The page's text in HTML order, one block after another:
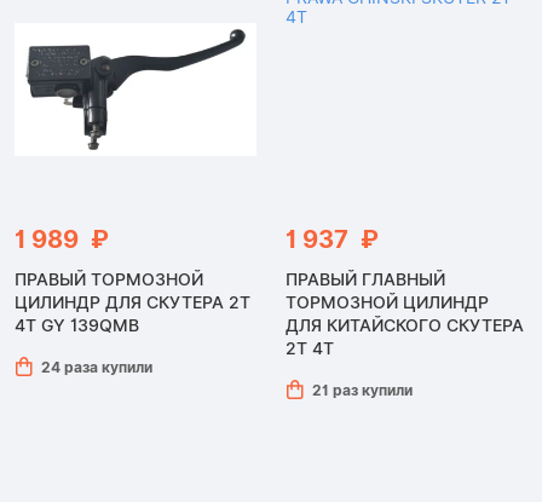
1 989 ₽
ПРАВЫЙ ТОРМОЗНОЙ
ЦИЛИНДР ДЛЯ СКУТЕРА 2Т
4Т GY 139QMB
24 раза купили
1 937 ₽
ПРАВЫЙ ГЛАВНЫЙ
ТОРМОЗНОЙ ЦИЛИНДР
ДЛЯ КИТАЙСКОГО СКУТЕРА
2Т 4Т
21 раз купили